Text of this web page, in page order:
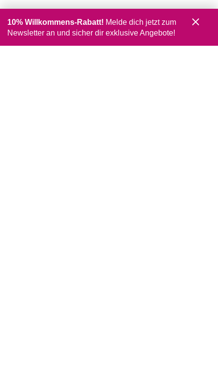
10% Willkommens-Rabatt! Melde dich jetzt zum
Newsletter an und sicher dir exklusive Angebote!